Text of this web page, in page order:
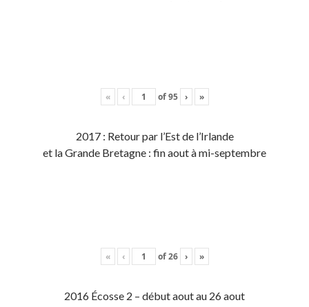
« ‹ of95 › »
2017 : Retour par l’Est de l’Irlande
et la Grande Bretagne : fin aout à mi-septembre
« ‹ of26 › »
2016 Écosse 2 – début aout au 26 aout